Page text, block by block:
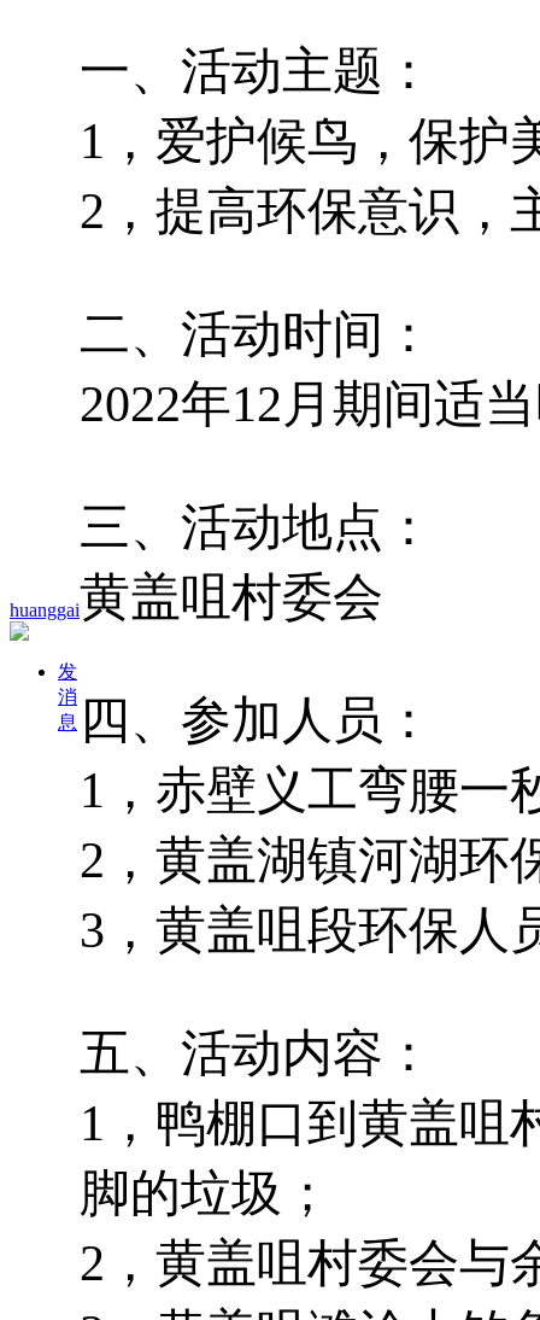
huanggai
发
消
息
一、活动主题：
1，爱护候鸟，保护
2，提高环保意识，
二、活动时间：
2022年12月期间适
三、活动地点：
黄盖咀村委会
四、参加人员：
1，赤壁义工弯腰一
2，黄盖湖镇河湖环
3，黄盖咀段环保人
五、活动内容：
1，鸭棚口到黄盖咀
脚的垃圾；
2，黄盖咀村委会与